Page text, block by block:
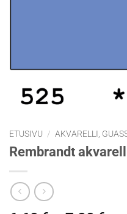
ETUSIVU / AKVARELLI,
Rembrandt